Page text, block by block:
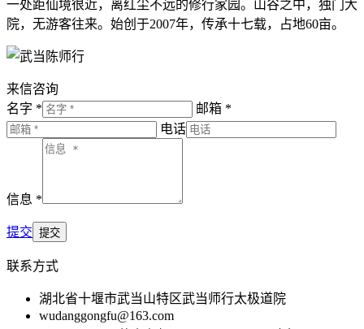
一处距仙境很近，离红尘不远的修行家园。山谷之中，独门大
院，无游客往来。始创于2007年，传承十七载，占地60亩。
来信咨询
名字 *
邮箱 *
电话
信息 *
提交
联系方式
湖北省十堰市武当山特区武当师行太极道院
wudanggongfu@163.com